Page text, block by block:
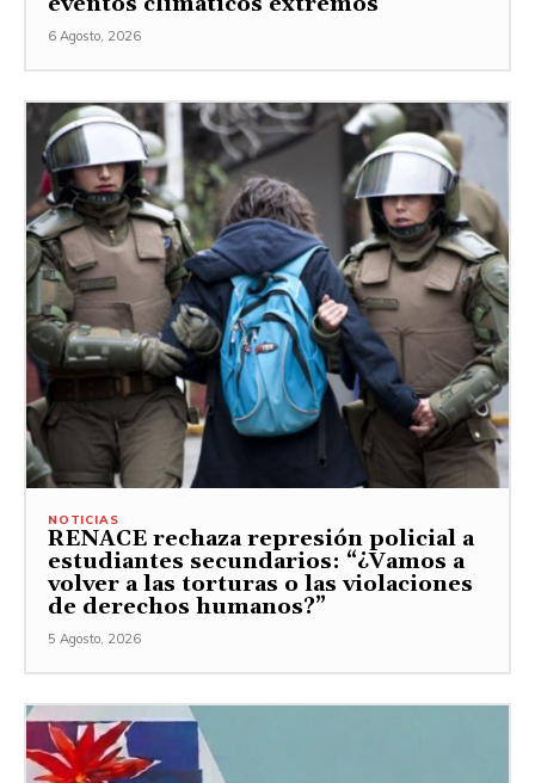
6 Agosto, 2026
NOTICIAS
RENACE rechaza represión policial a
estudiantes secundarios: “¿Vamos a
volver a las torturas o las violaciones
de derechos humanos?”
5 Agosto, 2026